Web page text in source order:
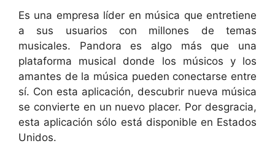
Es una empresa líder en música que entretiene
a sus usuarios con millones de temas
musicales. Pandora es algo más que una
plataforma musical donde los músicos y los
amantes de la música pueden conectarse entre
sí. Con esta aplicación, descubrir nueva música
se convierte en un nuevo placer. Por desgracia,
esta aplicación sólo está disponible en Estados
Unidos.